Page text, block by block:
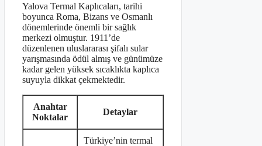
Yalova Termal Kaplıcaları, tarihi
boyunca Roma, Bizans ve Osmanlı
dönemlerinde önemli bir sağlık
merkezi olmuştur. 1911’de
düzenlenen uluslararası şifalı sular
yarışmasında ödül almış ve günümüze
kadar gelen yüksek sıcaklıkta kaplıca
suyuyla dikkat çekmektedir.
Anahtar
Noktalar
Detaylar
Türkiye’nin termal